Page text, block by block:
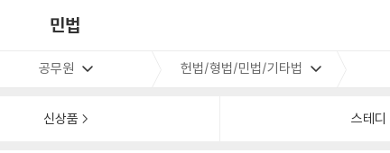
민법
공무원 헌법/형법/민법/기타법
신상품 스테디